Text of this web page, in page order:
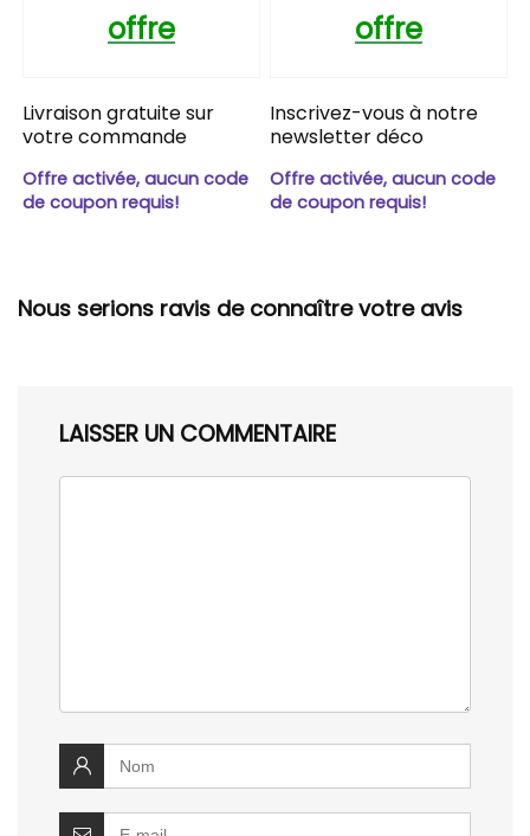
offre
Livraison gratuite sur
votre commande
Offre activée, aucun code
de coupon requis!
offre
Inscrivez-vous à notre
newsletter déco
Offre activée, aucun code
de coupon requis!
Nous serions ravis de connaître votre avis
LAISSER UN COMMENTAIRE